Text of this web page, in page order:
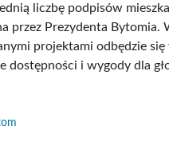
liczbę podpisów
przez Prezydenta
projektami odbędzie
dostępności i wygody dla